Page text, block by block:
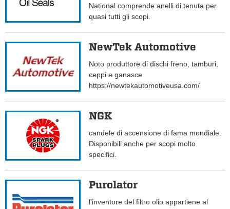
National comprende anelli di tenuta per
quasi tutti gli scopi.
NewTek Automotive
Noto produttore di dischi freno, tamburi,
ceppi e ganasce.
https://newtekautomotiveusa.com/
NGK
candele di accensione di fama mondiale.
Disponibili anche per scopi molto
specifici.
Purolator
l'inventore del filtro olio appartiene al